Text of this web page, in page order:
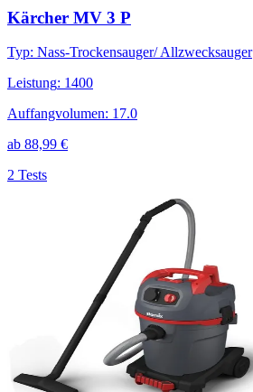
Kärcher MV 3 P
Typ: Nass-Trockensauger/ Allzwecksauger
Leistung: 1400
Auffangvolumen: 17.0
ab 88,99 €
2 Tests